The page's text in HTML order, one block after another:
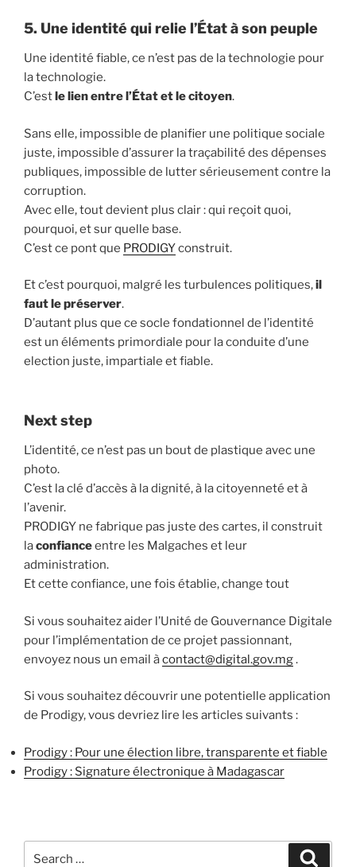
5. Une identité qui relie l’État à son peuple
Une identité fiable, ce n’est pas de la technologie pour
la technologie.
C’estle lien entre l’État et le citoyen.
Sans elle, impossible de planifier une politique sociale
juste, impossible d’assurer la traçabilité des dépenses
publiques, impossible de lutter sérieusement contre la
corruption.
Avec elle, tout devient plus clair : qui reçoit quoi,
pourquoi, et sur quelle base.
C’est ce pont que PRODIGYconstruit.
Et c’est pourquoi, malgré les turbulences politiques,il
faut le préserver.
D’autant plus que ce socle fondationnel de l’identité
est un éléments primordiale pour la conduite d’une
election juste, impartiale et fiable.
Next step
L’identité, ce n’est pas un bout de plastique avec une
photo.
C’est la clé d’accès à la dignité, à la citoyenneté et à
l’avenir.
PRODIGY ne fabrique pas juste des cartes, il construit
laconfianceentre les Malgaches et leur
administration.
Et cette confiance, une fois établie, change tout
Si vous souhaitez aider l’Unité de Gouvernance Digitale
pour l’implémentation de ce projet passionnant,
envoyez nous un email àcontact@digital.gov.mg.
Si vous souhaitez découvrir une potentielle application
de Prodigy, vous devriez lire les articles suivants :
Prodigy : Pour une élection libre, transparente et fiable
Prodigy : Signature électronique à Madagascar